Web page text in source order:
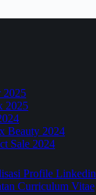
2025
2025
Beauty 2024
Sale 2024
Profile Linkedin
Curriculum Vitae